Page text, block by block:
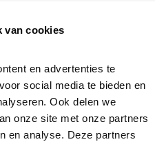
van cookies
en advertenties te
social media te bieden en
Ook delen we
onze site met onze partners
en analyse. Deze partners